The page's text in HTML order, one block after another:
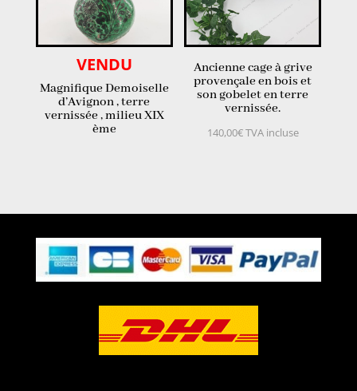
VENDU
Magnifique Demoiselle
d’Avignon , terre
vernissée , milieu XIX
ème
Ancienne cage à grive
provençale en bois et
son gobelet en terre
vernissée.
140,00€TVA incluse